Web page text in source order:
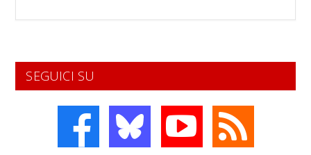
SEGUICI SU